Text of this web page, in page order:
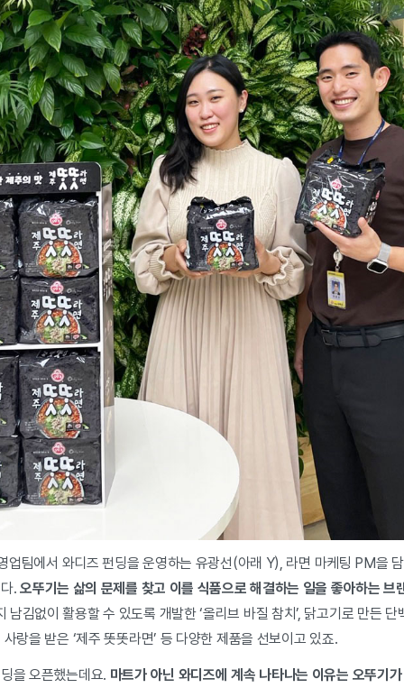
팀에서 와디즈 펀딩을 운영하는 유광선(아래 Y), 라면 마케팅 PM을 담
다.오뚜기는 삶의 문제를 찾고 이를 식품으로 해결하는 일을 좋아하는 브
남김없이 활용할 수 있도록 개발한 ‘올리브 바질 참치’, 닭고기로 만든 단
랑을 받은 ‘제주 똣똣라면’ 등 다양한 제품을 선보이고 있죠.
을 오픈했는데요. 마트가 아닌 와디즈에 계속 나타나는 이유는 오뚜기